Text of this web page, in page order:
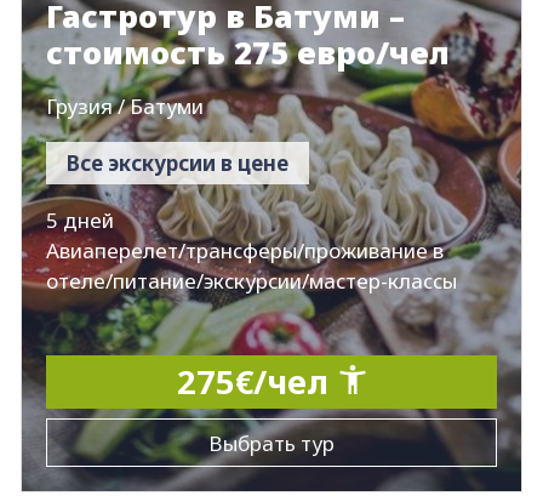
Гастротур в Батуми –
стоимость 275 евро/чел
Грузия / Батуми
Все экскурсии в цене
5 дней
Авиаперелет/трансферы/проживание в
отеле/питание/экскурсии/мастер-классы
275€/чел
Выбрать тур